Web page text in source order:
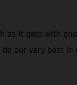
as it gets with
our very best in